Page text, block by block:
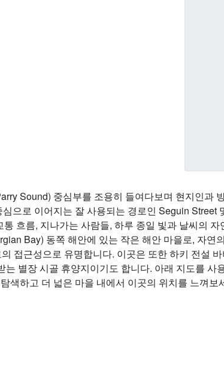
Sound) 중심부를 조용히 들여다보며 현지인과
으로 이어지는 잘 사용되는 경로인 Seguin Street
흐름, 지나가는 사람들, 하루 종일 빛과 날씨의 자
Bay) 동쪽 해안에 있는 작은 해안 마을로, 자연
접근성으로 유명합니다. 이곳은 또한 하키 전설
별장 시골 휴양지이기도 합니다. 아래 지도를 사
색하고 더 넓은 마을 내에서 이곳의 위치를 ​​느껴보